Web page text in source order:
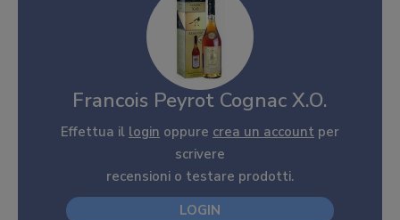
Francois Peyrot Cognac X.O.
Effettua il login oppure crea un account per
scrivere
recensioni o testare prodotti.
LOGIN